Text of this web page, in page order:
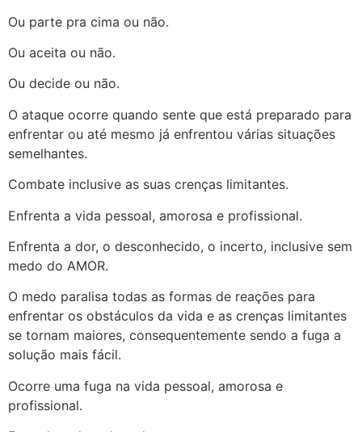
Ou parte pra cima ou não.
Ou aceita ou não.
Ou decide ou não.
O ataque ocorre quando sente que está preparado para
enfrentar ou até mesmo já enfrentou várias situações
semelhantes.
Combate inclusive as suas crenças limitantes.
Enfrenta a vida pessoal, amorosa e profissional.
Enfrenta a dor, o desconhecido, o incerto, inclusive sem
medo do AMOR.
O medo paralisa todas as formas de reações para
enfrentar os obstáculos da vida e as crenças limitantes
se tornam maiores, consequentemente sendo a fuga a
solução mais fácil.
Ocorre uma fuga na vida pessoal, amorosa e
profissional.